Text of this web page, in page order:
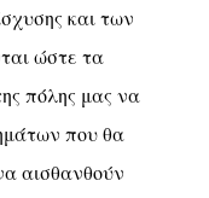
και των
ώστε τα
πόλης μας να
που θα
αισθανθούν